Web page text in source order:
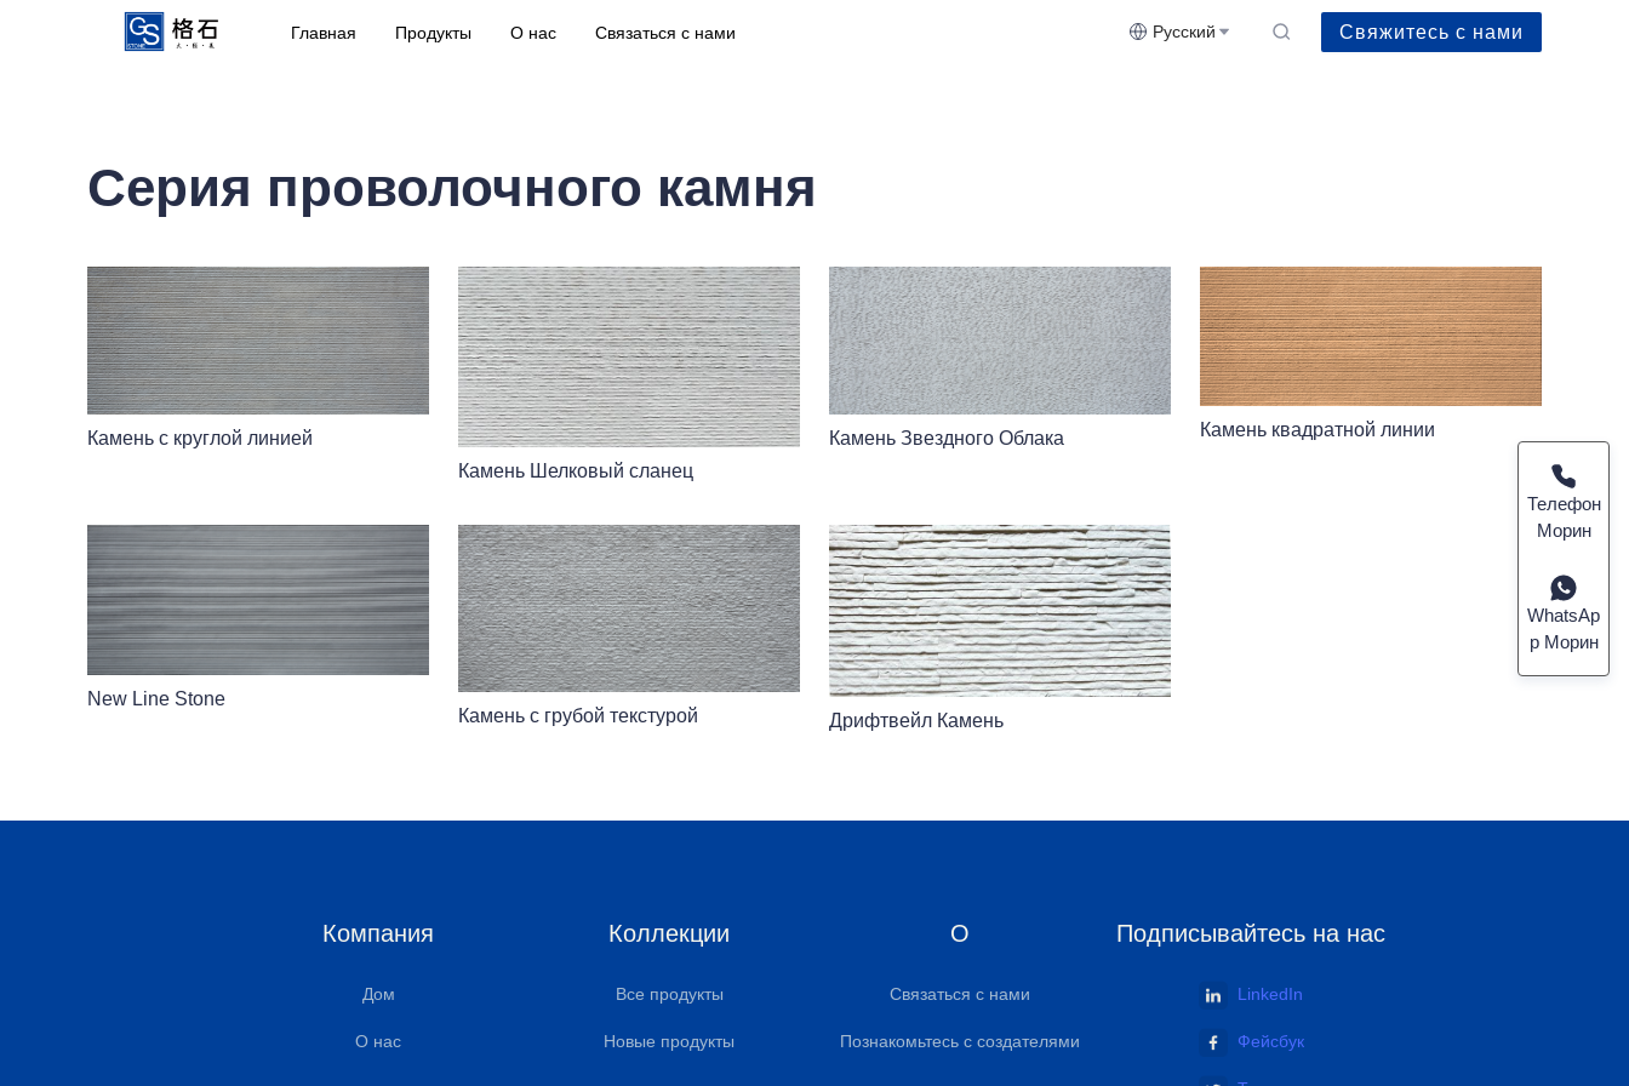
Главная Продукты О нас Связаться с нами Русский Свяжитесь с нами
Серия проволочного камня
Камень с круглой линией
Камень Шелковый сланец
Камень Звездного Облака Камень квадратной линии
New Line Stone
Камень с грубой текстурой Дрифтвейл Камень
Компания
Дом
О нас
Коллекции
Все продукты
Новые продукты
О
Связаться с нами
Познакомьтесь с создателями
Подписывайтесь на нас
LinkedIn
Фейсбук
Телефон
Морин
WhatsAp
p Морин